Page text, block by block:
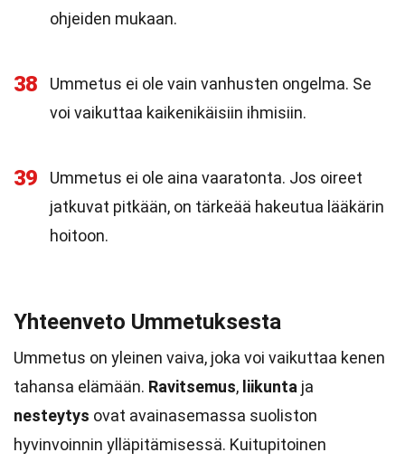
ohjeiden mukaan.
38
Ummetus ei ole vain vanhusten ongelma. Se
voi vaikuttaa kaikenikäisiin ihmisiin.
39
Ummetus ei ole aina vaaratonta. Jos oireet
jatkuvat pitkään, on tärkeää hakeutua lääkärin
hoitoon.
Yhteenveto Ummetuksesta
Ummetus on yleinen vaiva, joka voi vaikuttaa kenen
tahansa elämään. Ravitsemus, liikunta ja
nesteytys ovat avainasemassa suoliston
hyvinvoinnin ylläpitämisessä. Kuitupitoinen